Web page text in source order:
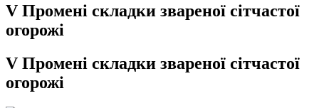
V Промені складки звареної сітчастої
огорожі
V Промені складки звареної сітчастої
огорожі